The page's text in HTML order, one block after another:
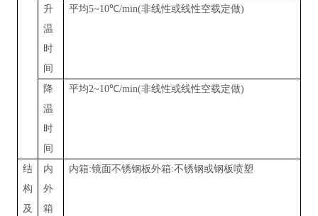
升
温
时
间
平均5~10℃/min(非线性或线性空载定做)
降
温
时
间
平均2~10℃/min(非线性或线性空载定做)
结
构
及
内
外
箱
内箱:镜面不锈钢板外箱:不锈钢或钢板喷塑